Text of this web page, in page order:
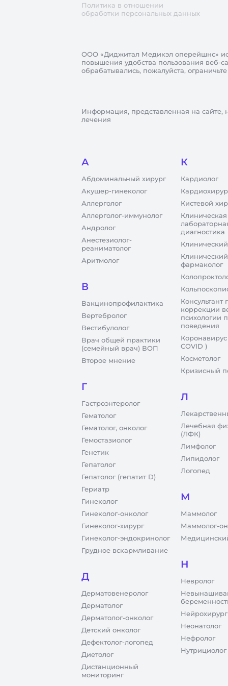
Политика в отношении
обработки персональных данных
ООО «Диджитал Медикэл оперейшнс»
повышения удобства пользования веб-
обрабатывались, пожалуйста,
Информация, представленная на сайте,
лечения
А
Абдоминальный хирург
Акушер-гинеколог
Аллерголог
Аллерголог-иммунолог
Андролог
Анестезиолог-
реаниматолог
Аритмолог
В
Вакцинопрофилактика
Вертебролог
Вестибулолог
Врач общей практики
(семейный врач) ВОП
Второе мнение
Г
Гастроэнтеролог
Гематолог
Гематолог, онколог
Гемостазиолог
Генетик
Гепатолог
Гепатолог (гепатит D)
Гериатр
Гинеколог
Гинеколог-онколог
Гинеколог-хирург
Гинеколог-эндокринолог
Грудное вскармливание
Д
Дерматовенеролог
Дерматолог
Дерматолог-онколог
Детский онколог
Дефектолог-логопед
Диетолог
Дистанционный
мониторинг
К
Кардиолог
Кистевой
Клиническая
диагностика
Клинический
фармаколог
Консультант
коррекции
психологии
поведения
COVID )
Косметолог
Кризисный
Л
Лечебная
(ЛФК)
Лимфолог
Липидолог
Логопед
М
Маммолог
Маммолог-
Н
Невролог
Нейрохирург
Неонатолог
Нефролог
Нутрициолог